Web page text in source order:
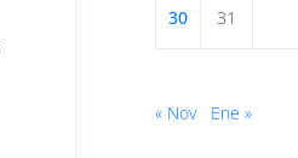
30 31
« Nov Ene »